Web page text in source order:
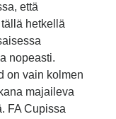
että
hetkellä
nopeasti.
on vain kolmen
majaileva
FA Cupissa